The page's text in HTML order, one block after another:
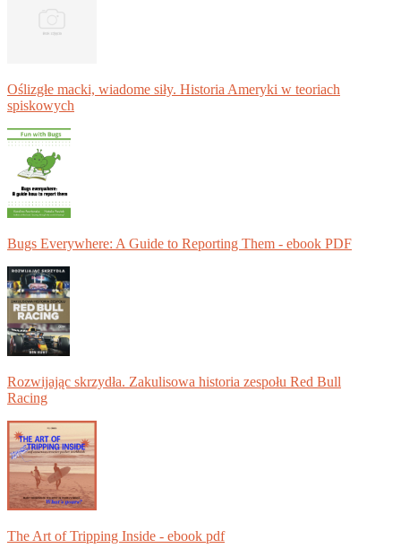
Oślizgłe macki, wiadome siły. Historia Ameryki w teoriach
spiskowych
Bugs Everywhere: A Guide to Reporting Them - ebook PDF
Rozwijając skrzydła. Zakulisowa historia zespołu Red Bull
Racing
The Art of Tripping Inside - ebook pdf